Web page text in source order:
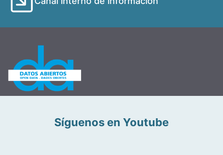
Síguenos en Youtube